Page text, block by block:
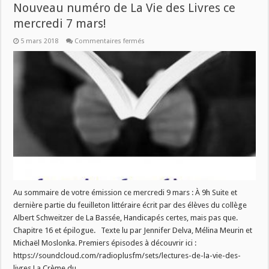
Nouveau numéro de La Vie des Livres ce
mercredi 7 mars!
5 mars 2018 Commentaires fermés
Vie
des
Livres
mercredi
7
Au sommaire de votre émission ce mercredi 9 mars : À 9h Suite et
dernière partie du feuilleton littéraire écrit par des élèves du collège
Albert Schweitzer de La Bassée, Handicapés certes, mais pas que.
Chapitre 16 et épilogue. Texte lu par Jennifer Delva, Mélina Meurin et
Michaël Moslonka. Premiers épisodes à découvrir ici :
https://soundcloud.com/radioplusfm/sets/lectures-de-la-vie-des-